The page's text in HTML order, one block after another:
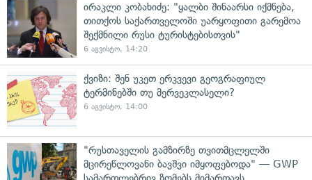
ირაკლი კობახიძე: "ყალბი შინაარსი იქმნება,
თითქოს საქართველოში უარყოფითი გარემოა
შექმნილი რუსი ტურისტებისთვის"
6 აგვისტო, 14:20
ქვიზი: შენ უკეთ ერკვევი გეოგრაფიულ
ტერმინებში თუ მერვეკლასელი?
6 აგვისტო, 14:00
"რუსთაველის გამზირზე თვითმცლელში
მცირეწლოვანი ბავშვი იმყოფებოდა" — GWP